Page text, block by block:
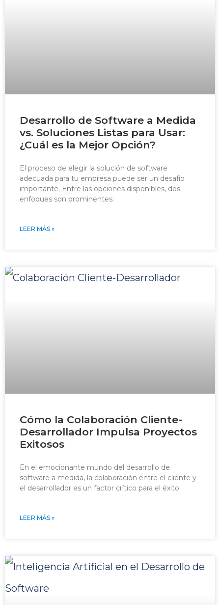
Desarrollo de Software a Medida
vs. Soluciones Listas para Usar:
¿Cuál es la Mejor Opción?
El proceso de elegir la solución de software
adecuada para tu empresa puede ser un desafío
importante. Entre las opciones disponibles, dos
enfoques son prominentes:
LEER MÁS »
Cómo la Colaboración Cliente-
Desarrollador Impulsa Proyectos
Exitosos
En el emocionante mundo del desarrollo de
software a medida, la colaboración entre el cliente y
el desarrollador es un factor crítico para el éxito
LEER MÁS »